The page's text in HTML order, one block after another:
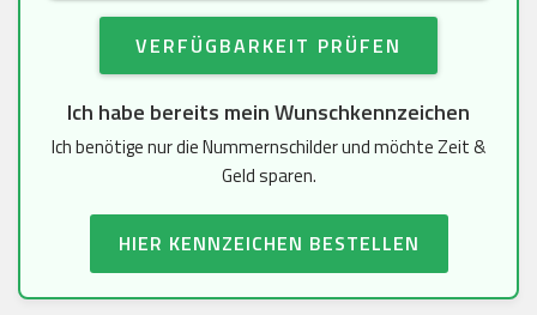
VERFÜGBARKEIT PRÜFEN
Ich habe bereits mein Wunschkennzeichen
Ich benötige nur die Nummernschilder und möchte Zeit &
Geld sparen.
HIER KENNZEICHEN BESTELLEN